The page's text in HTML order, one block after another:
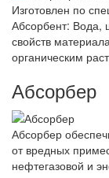
Изготовлен по
Абсорбент: Вода,
свойств
органическим
Абсорбер
Абсорбер
от вредных
нефтегазовой и